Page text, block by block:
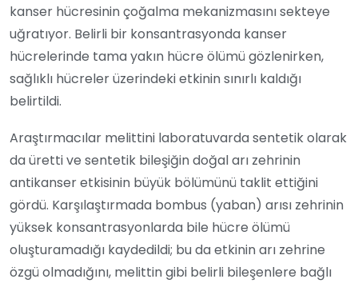
kanser hücresinin çoğalma mekanizmasını sekteye
uğratıyor. Belirli bir konsantrasyonda kanser
hücrelerinde tama yakın hücre ölümü gözlenirken,
sağlıklı hücreler üzerindeki etkinin sınırlı kaldığı
belirtildi.
Araştırmacılar melittini laboratuvarda sentetik olarak
da üretti ve sentetik bileşiğin doğal arı zehrinin
antikanser etkisinin büyük bölümünü taklit ettiğini
gördü. Karşılaştırmada bombus (yaban) arısı zehrinin
yüksek konsantrasyonlarda bile hücre ölümü
oluşturamadığı kaydedildi; bu da etkinin arı zehrine
özgü olmadığını, melittin gibi belirli bileşenlere bağlı